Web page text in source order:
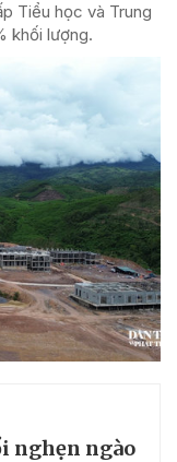
Tiểu học và Trung
khối lượng.
nghẹn ngào